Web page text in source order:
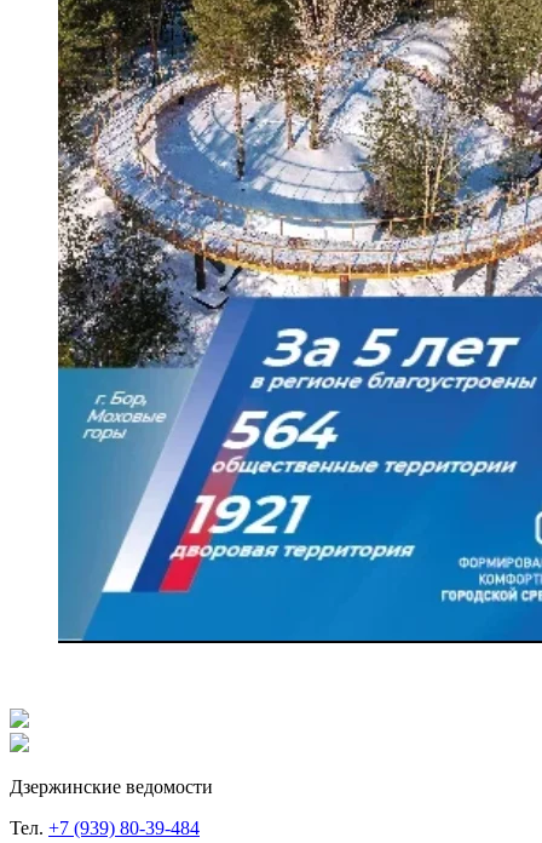
Дзержинские ведомости
Тел. +7 (939) 80-39-484